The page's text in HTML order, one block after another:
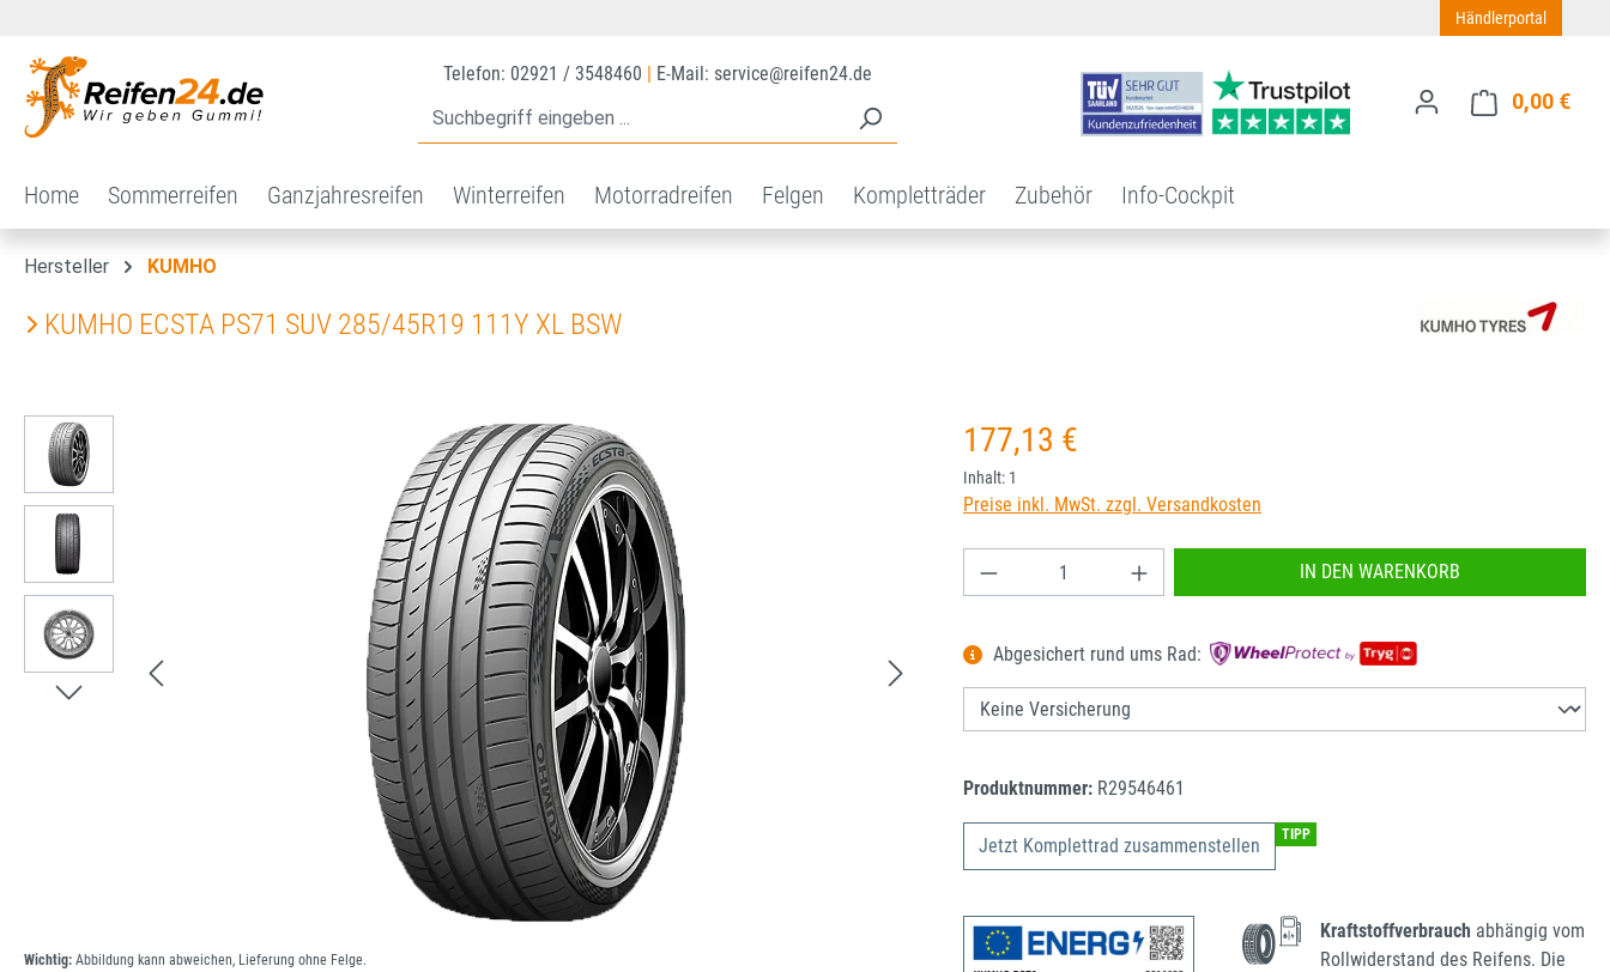
Händlerportal
Telefon: 02921 / 3548460 E-Mail: service@reifen24.de
0,00 €
Home Sommerreifen Ganzjahresreifen Winterreifen Motorradreifen Felgen Kompletträder Zubehör Info-Cockpit
Hersteller KUMHO
KUMHO ECSTA PS71 SUV 285/45R19 111Y XL BSW
Bildergalerie überspringen
Wichtig: Abbildung kann abweichen, Lieferung ohne Felge.
Regulärer Preis:
177,13 €
Inhalt: 1
Preise inkl. MwSt. zzgl. Versandkosten
Produkt Anzahl: Gib den gewünschten Wert ein oder
IN DEN WARENKORB
Abgesichert rund ums Rad:
Produktnummer: R29546461
Jetzt Komplettrad zusammenstellen TIPP
Kraftstoffverbrauch abhängig vom
Rollwiderstand des Reifens. Die